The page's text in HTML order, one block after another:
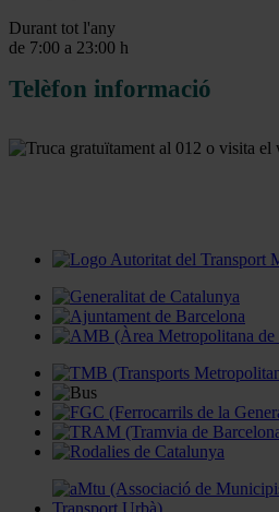
Durant tot l'any
de 7:00 a 23:00 h
Telèfon informació